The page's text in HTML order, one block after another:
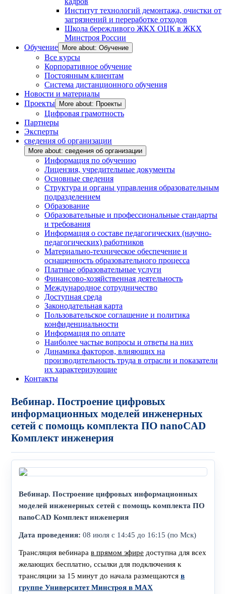
Институт технологий демонтажа, очистки от
загрязнений и переработке отходов
Школа бережливого ЖКХ ОЦК в ЖКХ
Минстроя России
Обучение
More about: Обучение
Все курсы
Корпоративное обучение
Постоянным клиентам
Система дистанционного обучения
Новости и материалы
Проекты
More about: Проекты
Цифровая грамотность
Партнеры
Эксперты
сведения об организации
More about: сведения об организации
Информация по обучению
Лицензия, учредительные документы
Основные сведения
Структура и органы управления образовательным
подразделением
Образование
Образовательные и профессиональные стандарты
и требования
Информация о составе педагогических (научно-
педагогических) работников
Материально-техническое обеспечение и
оснащенность образовательного процесса
Платные образовательные услуги
Финансово-хозяйственная деятельность
Международное сотрудничество
Доступная среда
Законодательная карта
Пользовательское соглашение и политика
конфиденциальности
Информация по оплате
Наиболее частые вопросы и ответы на них
Динамика факторов, влияющих на
производительность труда в отрасли и показатели
их характеризующие
Контакты
Вебинар. Построение цифровых
информационных моделей инженерных
сетей с помощь комплекта ПО nanoCAD
Комплект инженерия
Вебинар. Построение цифровых информационных
моделей инженерных сетей с помощь комплекта ПО
nanoCAD Комплект инженерия
Дата проведения: 08 июля с 14:45 до 16:15 (по Мск)
Трансляция вебинара в прямом эфире доступна для всех
желающих бесплатно, ссылки для подключения к
трансляции за 15 минут до начала размещаются в
группе Университет Минстроя в MAX